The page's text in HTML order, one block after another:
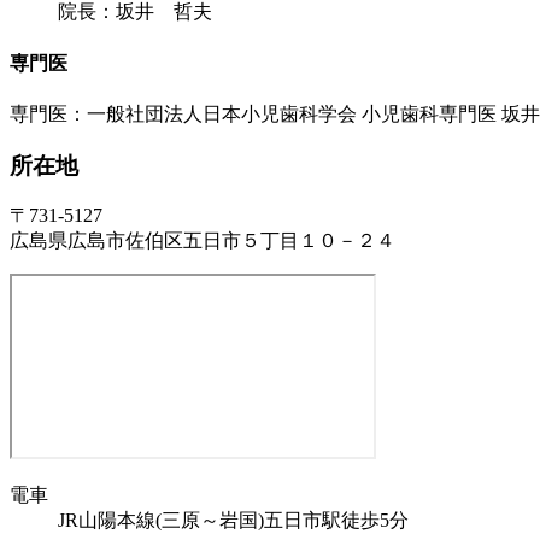
院長：坂井 哲夫
専門医
専門医：一般社団法人日本小児歯科学会 小児歯科専門医 坂
所在地
〒731-5127
広島県広島市佐伯区五日市５丁目１０－２４
電車
JR山陽本線(三原～岩国)五日市駅徒歩5分